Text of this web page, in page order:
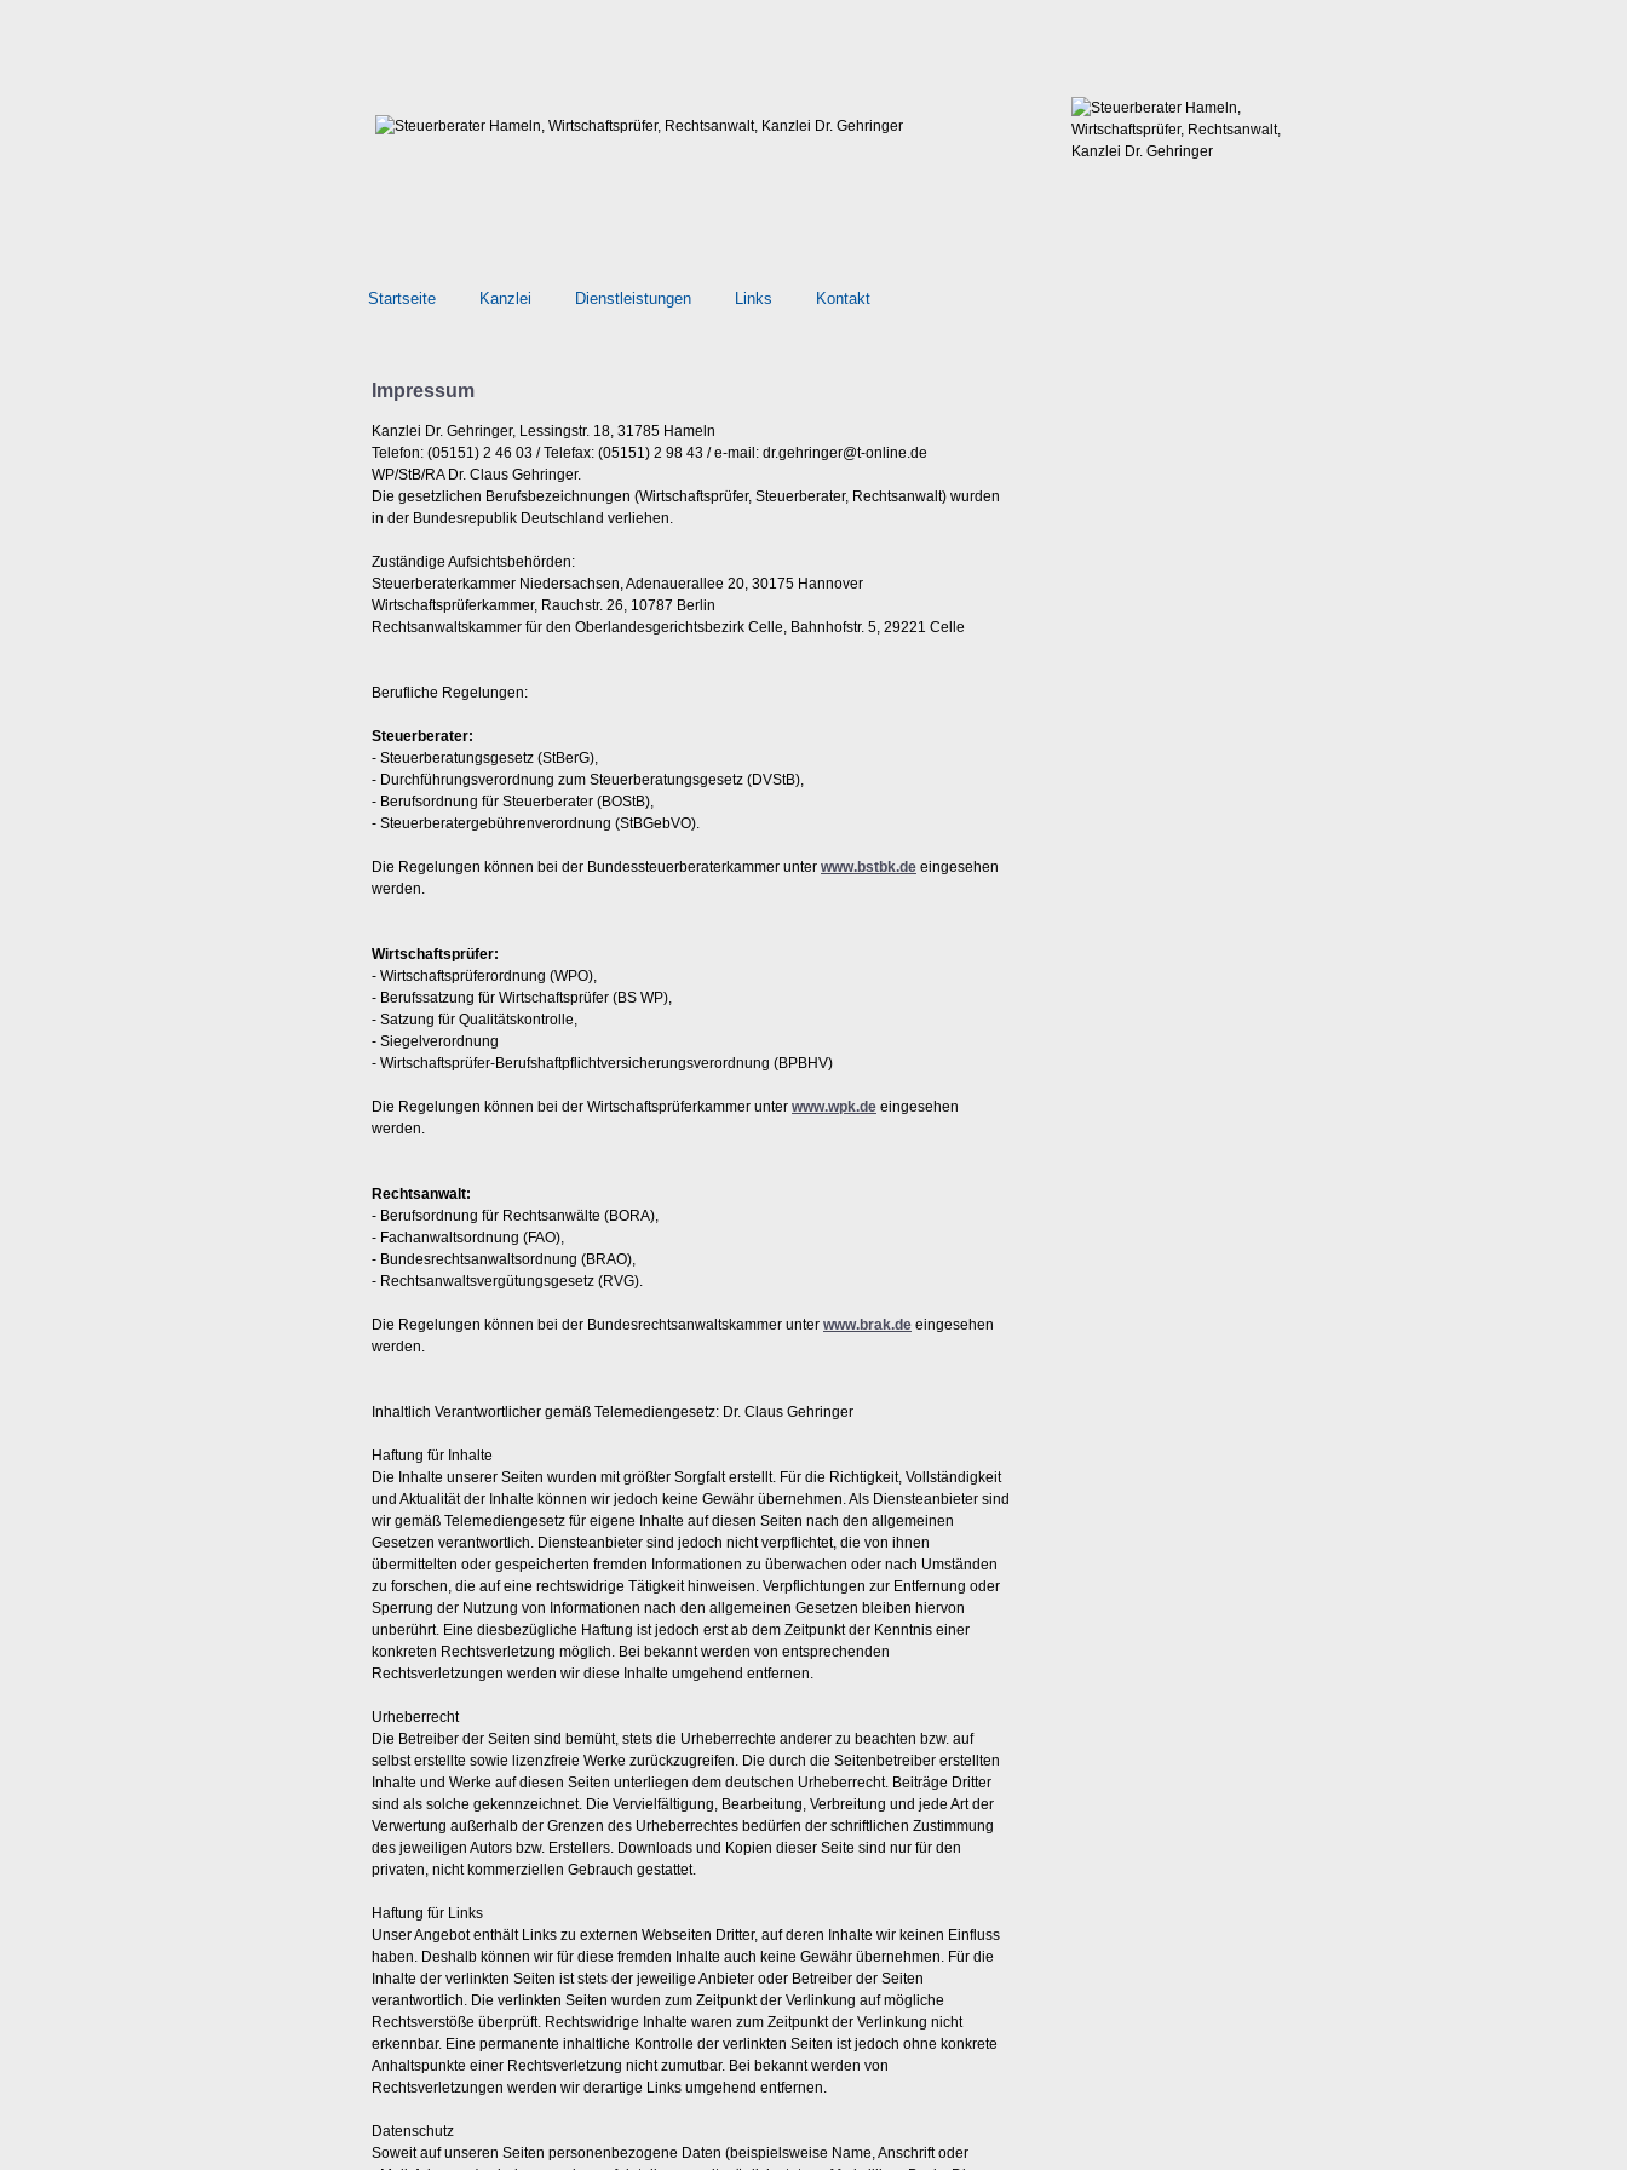
Startseite Kanzlei Dienstleistungen Links Kontakt
Impressum
Kanzlei Dr. Gehringer, Lessingstr. 18, 31785 Hameln
Telefon: (05151) 2 46 03 / Telefax: (05151) 2 98 43 / e-mail: dr.gehringer@t-online.de
WP/StB/RA Dr. Claus Gehringer.
Die gesetzlichen Berufsbezeichnungen (Wirtschaftsprüfer, Steuerberater, Rechtsanwalt) wurden
in der Bundesrepublik Deutschland verliehen.
Zuständige Aufsichtsbehörden:
Steuerberaterkammer Niedersachsen, Adenauerallee 20, 30175 Hannover
Wirtschaftsprüferkammer, Rauchstr. 26, 10787 Berlin
Rechtsanwaltskammer für den Oberlandesgerichtsbezirk Celle, Bahnhofstr. 5, 29221 Celle
Berufliche Regelungen:
Steuerberater:
- Steuerberatungsgesetz (StBerG),
- Durchführungsverordnung zum Steuerberatungsgesetz (DVStB),
- Berufsordnung für Steuerberater (BOStB),
- Steuerberatergebührenverordnung (StBGebVO).
Die Regelungen können bei der Bundessteuerberaterkammer unter www.bstbk.de eingesehen
werden.
Wirtschaftsprüfer:
- Wirtschaftsprüferordnung (WPO),
- Berufssatzung für Wirtschaftsprüfer (BS WP),
- Satzung für Qualitätskontrolle,
- Siegelverordnung
- Wirtschaftsprüfer-Berufshaftpflichtversicherungsverordnung (BPBHV)
Die Regelungen können bei der Wirtschaftsprüferkammer unter www.wpk.de eingesehen
werden.
Rechtsanwalt:
- Berufsordnung für Rechtsanwälte (BORA),
- Fachanwaltsordnung (FAO),
- Bundesrechtsanwaltsordnung (BRAO),
- Rechtsanwaltsvergütungsgesetz (RVG).
Die Regelungen können bei der Bundesrechtsanwaltskammer unter www.brak.de eingesehen
werden.
Inhaltlich Verantwortlicher gemäß Telemediengesetz: Dr. Claus Gehringer
Haftung für Inhalte
Die Inhalte unserer Seiten wurden mit größter Sorgfalt erstellt. Für die Richtigkeit, Vollständigkeit
und Aktualität der Inhalte können wir jedoch keine Gewähr übernehmen. Als Diensteanbieter sind
wir gemäß Telemediengesetz für eigene Inhalte auf diesen Seiten nach den allgemeinen
Gesetzen verantwortlich. Diensteanbieter sind jedoch nicht verpflichtet, die von ihnen
übermittelten oder gespeicherten fremden Informationen zu überwachen oder nach Umständen
zu forschen, die auf eine rechtswidrige Tätigkeit hinweisen. Verpflichtungen zur Entfernung oder
Sperrung der Nutzung von Informationen nach den allgemeinen Gesetzen bleiben hiervon
unberührt. Eine diesbezügliche Haftung ist jedoch erst ab dem Zeitpunkt der Kenntnis einer
konkreten Rechtsverletzung möglich. Bei bekannt werden von entsprechenden
Rechtsverletzungen werden wir diese Inhalte umgehend entfernen.
Urheberrecht
Die Betreiber der Seiten sind bemüht, stets die Urheberrechte anderer zu beachten bzw. auf
selbst erstellte sowie lizenzfreie Werke zurückzugreifen. Die durch die Seitenbetreiber erstellten
Inhalte und Werke auf diesen Seiten unterliegen dem deutschen Urheberrecht. Beiträge Dritter
sind als solche gekennzeichnet. Die Vervielfältigung, Bearbeitung, Verbreitung und jede Art der
Verwertung außerhalb der Grenzen des Urheberrechtes bedürfen der schriftlichen Zustimmung
des jeweiligen Autors bzw. Erstellers. Downloads und Kopien dieser Seite sind nur für den
privaten, nicht kommerziellen Gebrauch gestattet.
Haftung für Links
Unser Angebot enthält Links zu externen Webseiten Dritter, auf deren Inhalte wir keinen Einfluss
haben. Deshalb können wir für diese fremden Inhalte auch keine Gewähr übernehmen. Für die
Inhalte der verlinkten Seiten ist stets der jeweilige Anbieter oder Betreiber der Seiten
verantwortlich. Die verlinkten Seiten wurden zum Zeitpunkt der Verlinkung auf mögliche
Rechtsverstöße überprüft. Rechtswidrige Inhalte waren zum Zeitpunkt der Verlinkung nicht
erkennbar. Eine permanente inhaltliche Kontrolle der verlinkten Seiten ist jedoch ohne konkrete
Anhaltspunkte einer Rechtsverletzung nicht zumutbar. Bei bekannt werden von
Rechtsverletzungen werden wir derartige Links umgehend entfernen.
Datenschutz
Soweit auf unseren Seiten personenbezogene Daten (beispielsweise Name, Anschrift oder